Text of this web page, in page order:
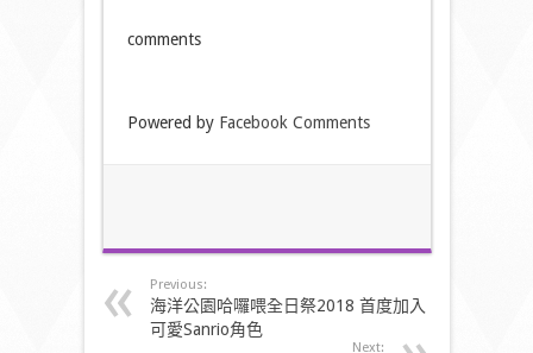
comments
Powered by Facebook Comments
Previous:
海洋公園哈囉喂全日祭2018 首度加入
可愛Sanrio角色
Next: